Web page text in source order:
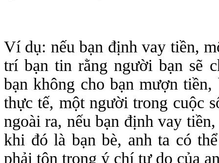
Ví dụ: nếu bạn định vay tiền,
trí bạn tin rằng người bạn sẽ
bạn không cho bạn mượn
thực tế, một người trong cuộc
ngoài ra, nếu bạn định vay
khi đó là bạn bè, anh ta có
phải tôn trọng ý chí tự do của